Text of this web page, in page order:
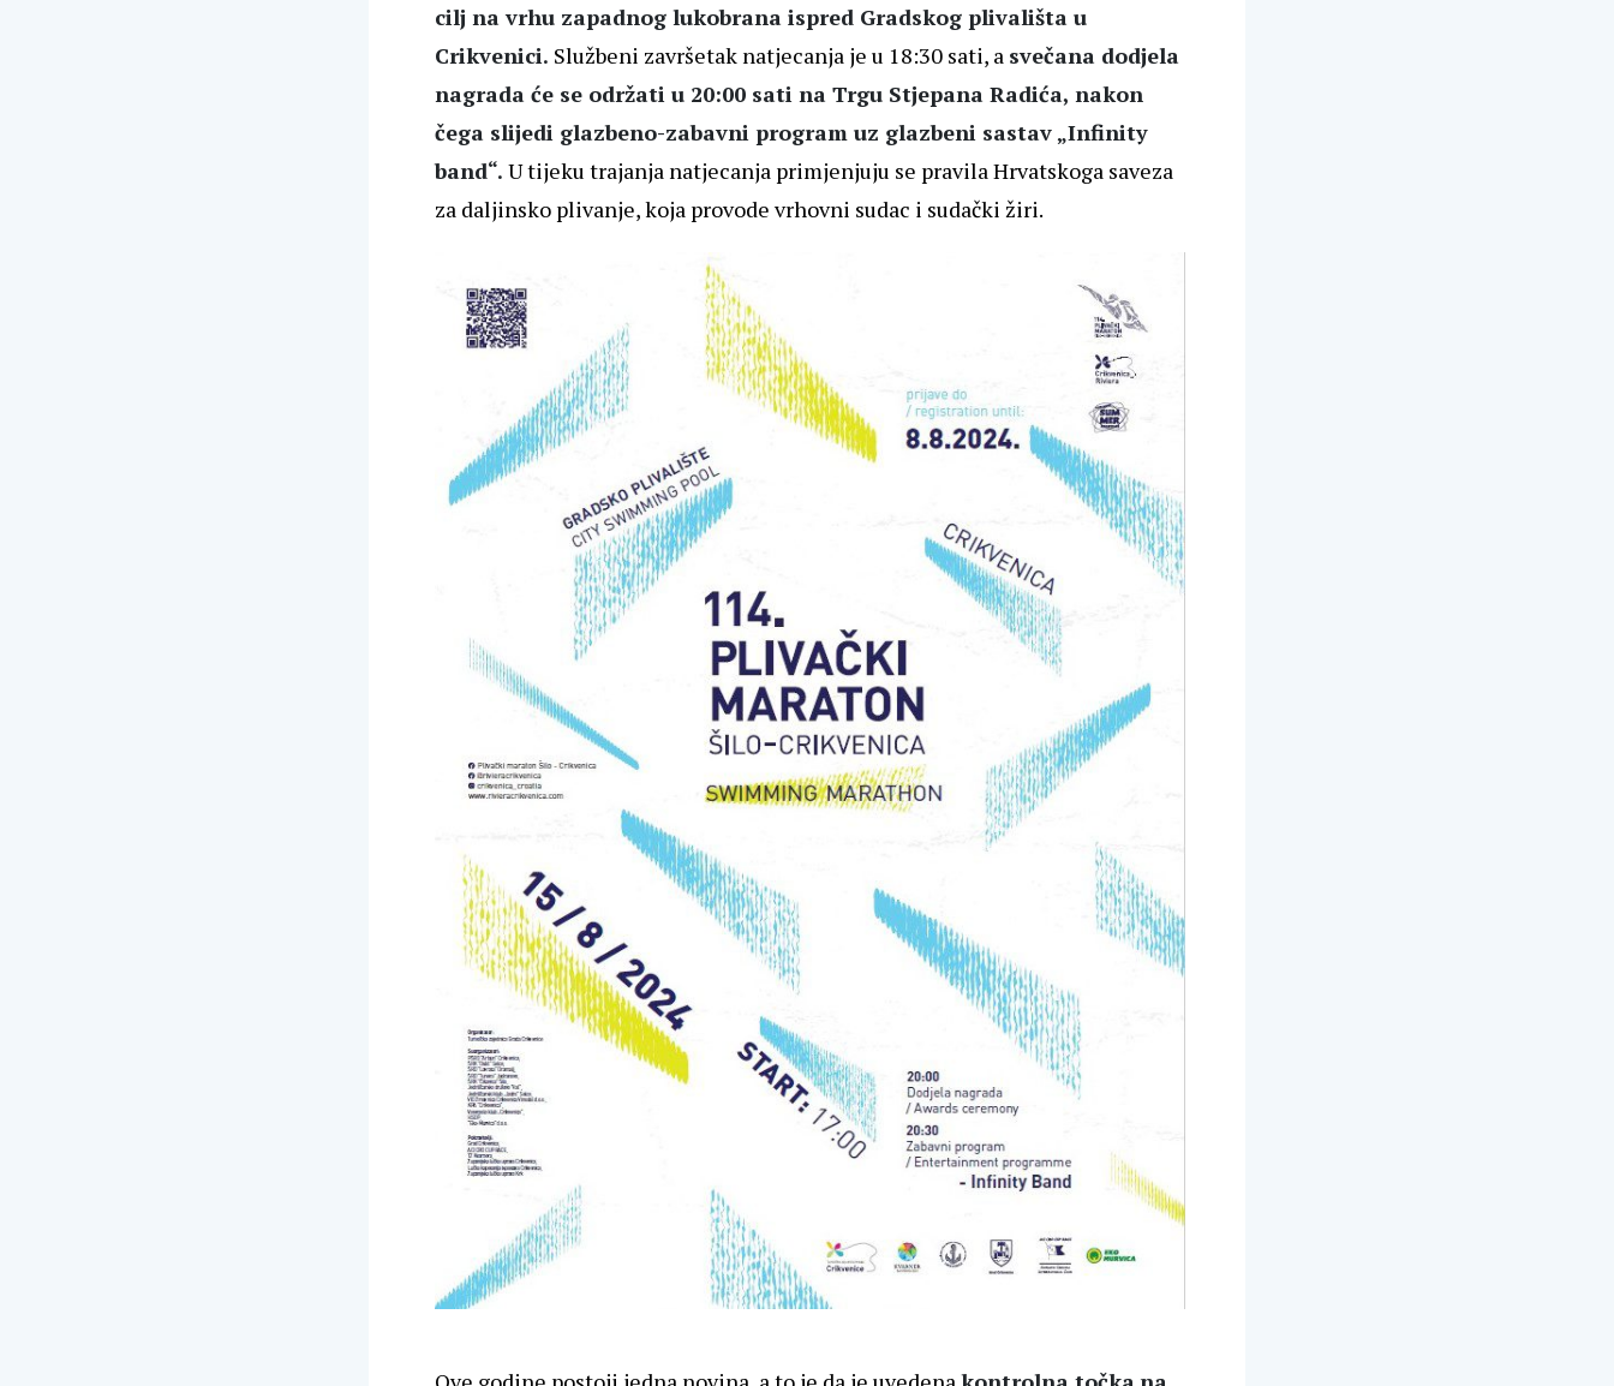
cilj na vrhu zapadnog lukobrana ispred Gradskog plivališta u
Crikvenici. Službeni završetak natjecanja je u 18:30 sati, a svečana dodjela
nagrada će se održati u 20:00 sati na Trgu Stjepana Radića, nakon
čega slijedi glazbeno-zabavni program uz glazbeni sastav „Infinity
band“. U tijeku trajanja natjecanja primjenjuju se pravila Hrvatskoga saveza
za daljinsko plivanje, koja provode vrhovni sudac i sudački žiri.